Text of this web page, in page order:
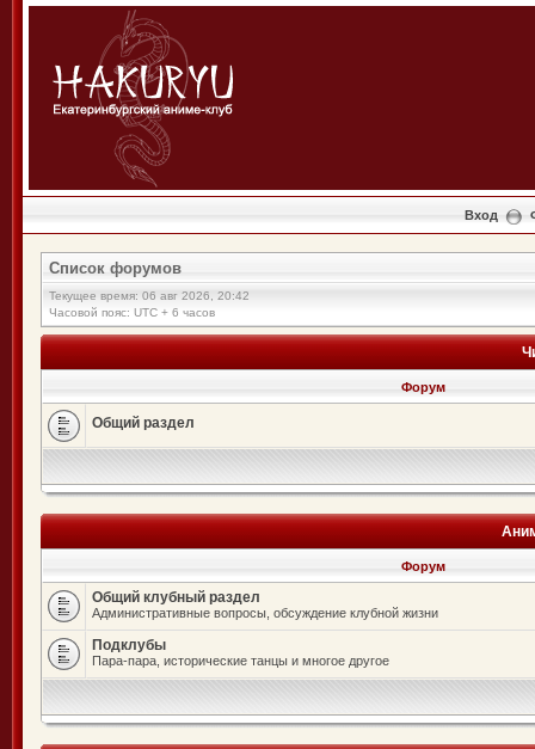
Вход
Список форумов
Текущее время: 06 авг 2026, 20:42
Часовой пояс: UTC + 6 часов
Форум
Общий раздел
Форум
Общий клубный раздел
Административные вопросы, обсуждение клубной жизни
Подклубы
Пара-пара, исторические танцы и многое другое